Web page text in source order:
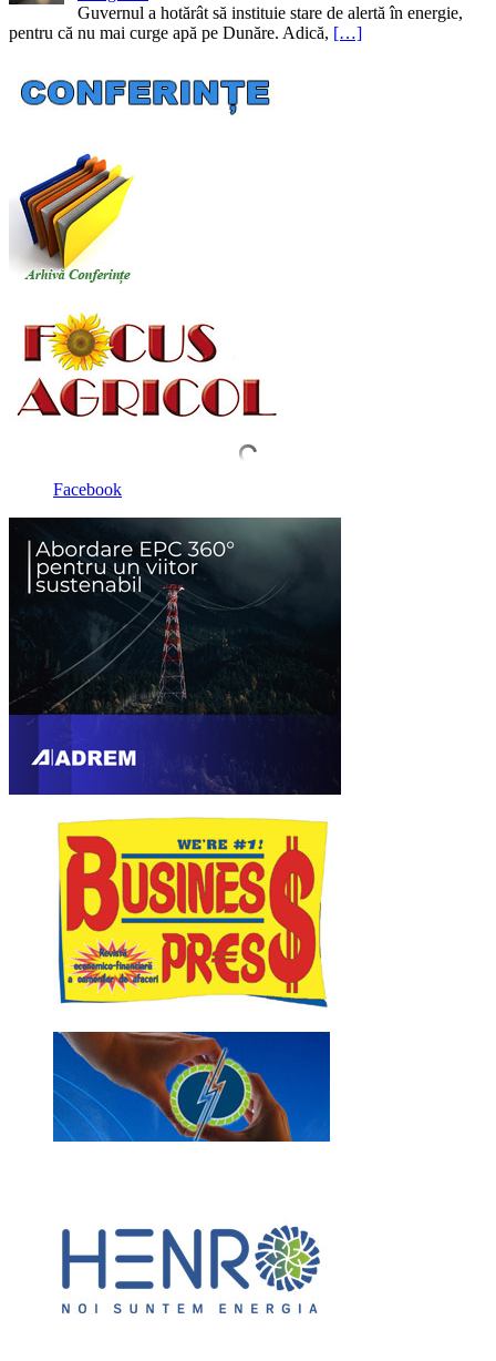
Guvernul a hotărât să instituie stare de alertă în energie,
pentru că nu mai curge apă pe Dunăre. Adică, […]
Facebook